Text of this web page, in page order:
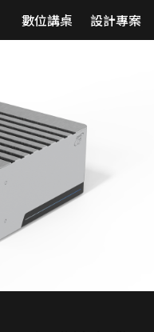
數位講桌 設計專案